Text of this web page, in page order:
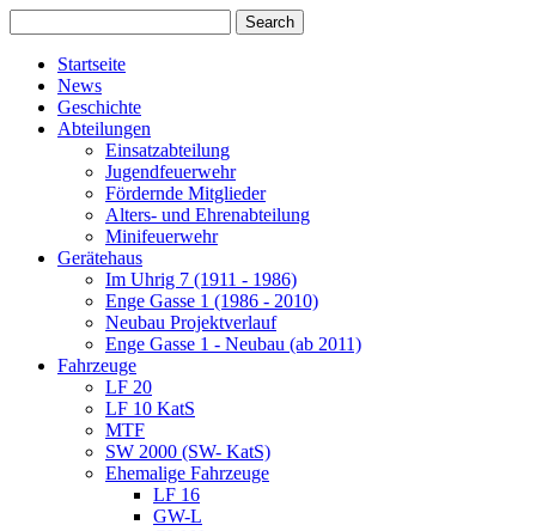
Startseite
News
Geschichte
Abteilungen
Einsatzabteilung
Jugendfeuerwehr
Fördernde Mitglieder
Alters- und Ehrenabteilung
Minifeuerwehr
Gerätehaus
Im Uhrig 7 (1911 - 1986)
Enge Gasse 1 (1986 - 2010)
Neubau Projektverlauf
Enge Gasse 1 - Neubau (ab 2011)
Fahrzeuge
LF 20
LF 10 KatS
MTF
SW 2000 (SW- KatS)
Ehemalige Fahrzeuge
LF 16
GW-L